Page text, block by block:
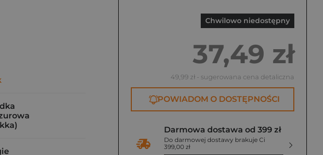
Chwilowo niedostępny
37,49 zł
49,99 zł - sugerowana cena detaliczna
POWIADOM O DOSTĘPNOŚCI
Darmowa dostawa od 399 zł
Do darmowej dostawy brakuje Ci
399,00 zł